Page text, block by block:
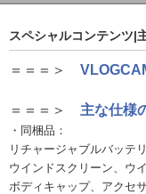
スペシャルコンテンツ|
＝＝＝＞
＝＝＝＞ 主な仕様
・同梱品：
リチャージャブルバッテ
ウインドスクリーン、ウ
ボディキャップ、アクセ